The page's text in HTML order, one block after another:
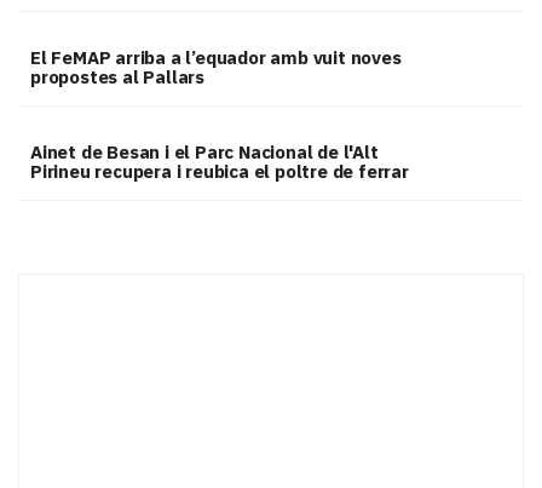
El FeMAP arriba a l’equador amb vuit noves
propostes al Pallars
Ainet de Besan i el Parc Nacional de l'Alt
Pirineu recupera i reubica el poltre de ferrar